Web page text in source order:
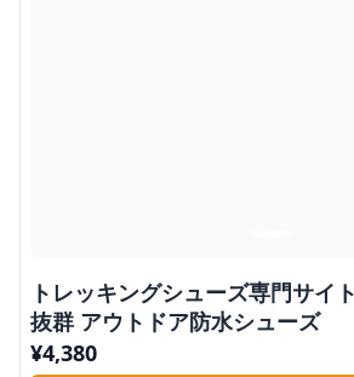
トレッキングシューズ専門サイ
抜群 アウトドア防水シューズ
¥4,380